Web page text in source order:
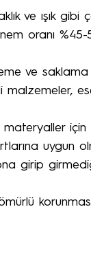
ve ışık gibi
oranı
ve saklama
malzemeler,
için
uygun
girip